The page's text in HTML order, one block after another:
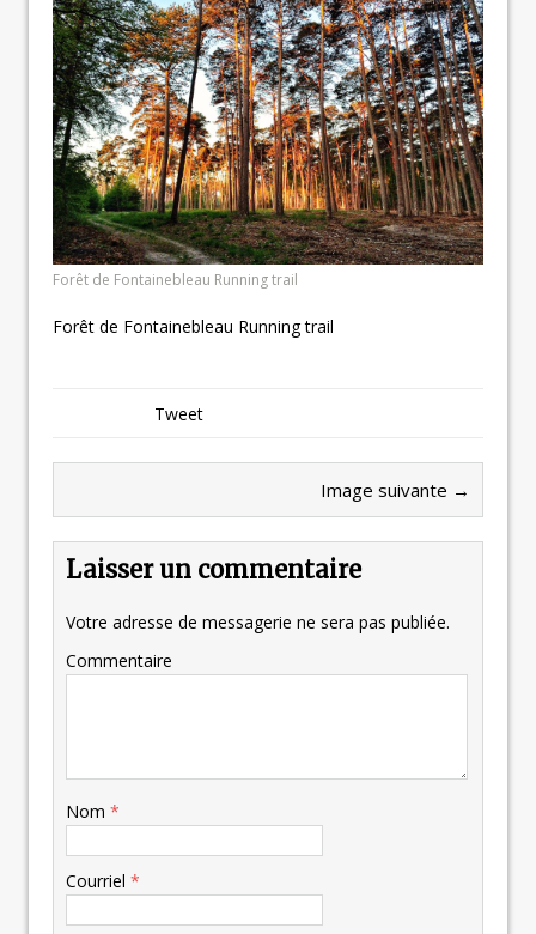
Forêt de Fontainebleau Running trail
Forêt de Fontainebleau Running trail
Tweet
Image suivante →
Laisser un commentaire
Votre adresse de messagerie ne sera pas publiée.
Commentaire
Nom *
Courriel *